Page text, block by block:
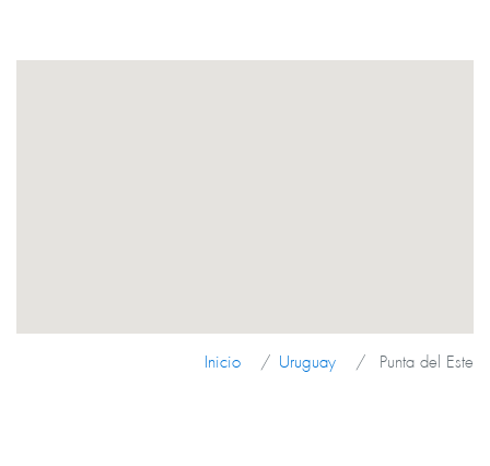
Inicio Uruguay Punta del Este